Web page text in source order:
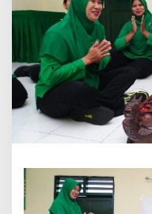
R
a
y
a
a
n
H
U
T
e
8